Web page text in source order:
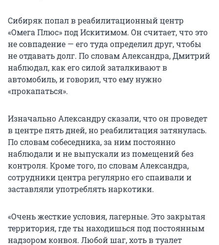
Сибиряк попал в реабилитационный центр
«Омега Плюс» под Искитимом. Он считает, что это
не совпадение — его туда определил друг, чтобы
не отдавать долг. По словам Александра, Дмитрий
наблюдал, как его силой заталкивают в
автомобиль, и говорил, что ему нужно
«прокапаться».
Изначально Александру сказали, что он проведет
в центре пять дней, но реабилитация затянулась.
По словам собеседника, за ним постоянно
наблюдали и не выпускали из помещений без
контроля. Кроме того, по словам Александра,
сотрудники центра регулярно его спаивали и
заставляли употреблять наркотики.
«Очень жесткие условия, лагерные. Это закрытая
территория, где ты находишься под постоянным
надзором конвоя. Любой шаг, хоть в туалет